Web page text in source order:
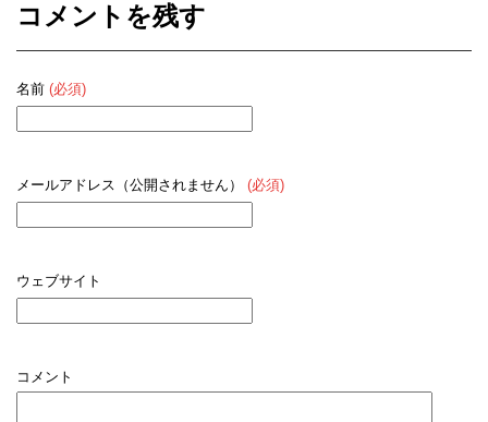
コメントを残す
名前 (必須)
メールアドレス（公開されません） (必須)
ウェブサイト
コメント